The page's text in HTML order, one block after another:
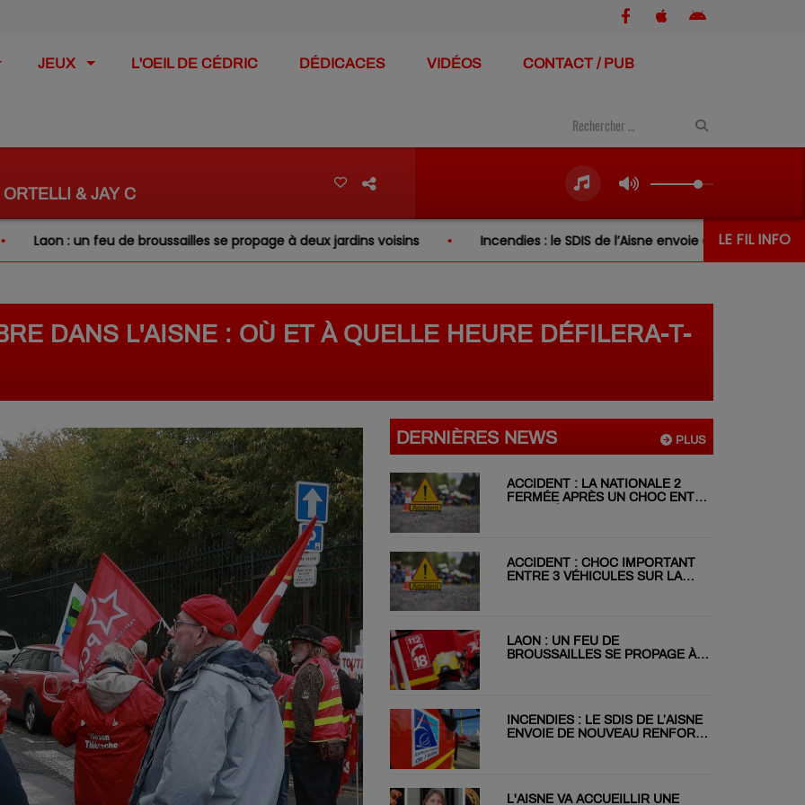
JEUX L'OEIL DE CÉDRIC DÉDICACES VIDÉOS CONTACT / PUB
& JAY C
LE FIL INFO
de broussailles se propage à deux jardins voisins Incendies : le SDIS de l’Aisne envoie de nouveau renfort en Gironde
DANS L'AISNE : OÙ ET À QUELLE HEURE DÉFILERA-T-
PLUS
DERNIÈRES NEWS
ACCIDENT : LA NATIONALE 2
FERMÉE APRÈS UN CHOC ENTRE
ACCIDENT : CHOC IMPORTANT
ENTRE 3 VÉHICULES SUR LA
LAON : UN FEU DE
BROUSSAILLES SE PROPAGE À
INCENDIES : LE SDIS DE L’AISNE
ENVOIE DE NOUVEAU RENFORT
L'AISNE VA ACCUEILLIR UNE